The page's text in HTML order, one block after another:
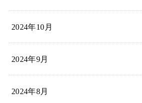
2024年10月
2024年9月
2024年8月